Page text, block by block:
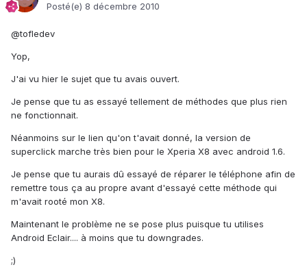
Posté(e) 8 décembre 2010
@tofledev
Yop,
J'ai vu hier le sujet que tu avais ouvert.
Je pense que tu as essayé tellement de méthodes que plus rien
ne fonctionnait.
Néanmoins sur le lien qu'on t'avait donné, la version de
superclick marche très bien pour le Xperia X8 avec android 1.6.
Je pense que tu aurais dû essayé de réparer le téléphone afin de
remettre tous ça au propre avant d'essayé cette méthode qui
m'avait rooté mon X8.
Maintenant le problème ne se pose plus puisque tu utilises
Android Eclair.... à moins que tu downgrades.
;)